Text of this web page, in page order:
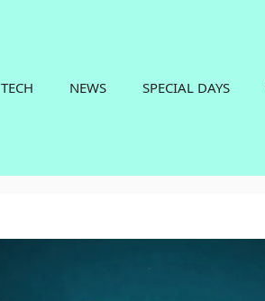
TECH NEWS SPECIAL DAYS